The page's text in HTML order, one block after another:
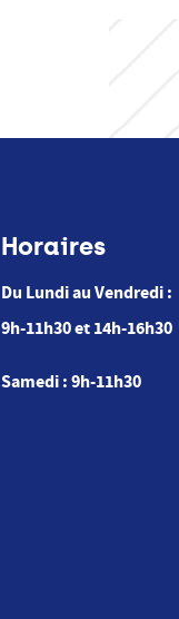
Horaires
Du Lundi au Vendredi :
9h-11h30 et 14h-16h30
Samedi : 9h-11h30